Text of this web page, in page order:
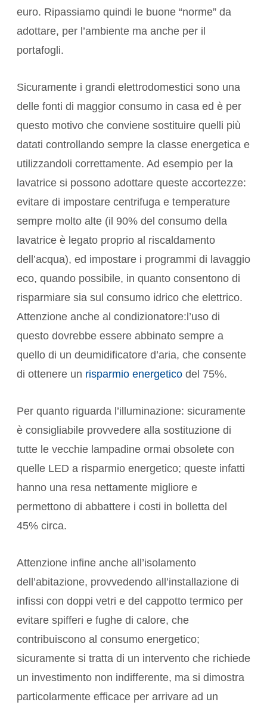
euro. Ripassiamo quindi le buone “norme” da
adottare, per l’ambiente ma anche per il
portafogli.
Sicuramente i grandi elettrodomestici sono una
delle fonti di maggior consumo in casa ed è per
questo motivo che conviene sostituire quelli più
datati controllando sempre la classe energetica e
utilizzandoli correttamente. Ad esempio per la
lavatrice si possono adottare queste accortezze:
evitare di impostare centrifuga e temperature
sempre molto alte (il 90% del consumo della
lavatrice è legato proprio al riscaldamento
dell’acqua), ed impostare i programmi di lavaggio
eco, quando possibile, in quanto consentono di
risparmiare sia sul consumo idrico che elettrico.
Attenzione anche al condizionatore:l’uso di
questo dovrebbe essere abbinato sempre a
quello di un deumidificatore d’aria, che consente
di ottenere un risparmio energetico del 75%.
Per quanto riguarda l’illuminazione: sicuramente
è consigliabile provvedere alla sostituzione di
tutte le vecchie lampadine ormai obsolete con
quelle LED a risparmio energetico; queste infatti
hanno una resa nettamente migliore e
permettono di abbattere i costi in bolletta del
45% circa.
Attenzione infine anche all’isolamento
dell’abitazione, provvedendo all’installazione di
infissi con doppi vetri e del cappotto termico per
evitare spifferi e fughe di calore, che
contribuiscono al consumo energetico;
sicuramente si tratta di un intervento che richiede
un investimento non indifferente, ma si dimostra
particolarmente efficace per arrivare ad un